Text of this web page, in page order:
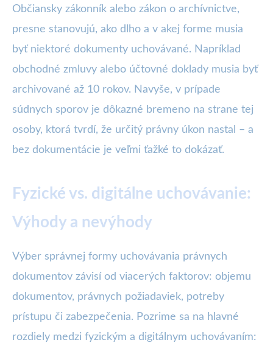
Občiansky zákonník alebo zákon o archívnictve,
presne stanovujú, ako dlho a v akej forme musia
byť niektoré dokumenty uchovávané. Napríklad
obchodné zmluvy alebo účtovné doklady musia byť
archivované až 10 rokov. Navyše, v prípade
súdnych sporov je dôkazné bremeno na strane tej
osoby, ktorá tvrdí, že určitý právny úkon nastal – a
bez dokumentácie je veľmi ťažké to dokázať.
Fyzické vs. digitálne uchovávanie:
Výhody a nevýhody
Výber správnej formy uchovávania právnych
dokumentov závisí od viacerých faktorov: objemu
dokumentov, právnych požiadaviek, potreby
prístupu či zabezpečenia. Pozrime sa na hlavné
rozdiely medzi fyzickým a digitálnym uchovávaním: